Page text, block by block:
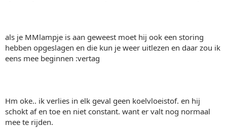
als je MMlampje is aan geweest moet hij ook een storing
hebben opgeslagen en die kun je weer uitlezen en daar zou ik
eens mee beginnen :vertag
Hm oke.. ik verlies in elk geval geen koelvloeistof. en hij
schokt af en toe en niet constant. want er valt nog normaal
mee te rijden.